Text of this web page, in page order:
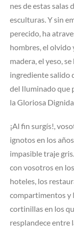
nes de estas salas
esculturas. Y sin
perecido, ha
hombres, el olvido
madera, el yeso,
ingrediente salido
del Iluminado que
la Gloriosa
¡Al fin surgís!,
ignotos en los
impasible traje
con vosotros en
hoteles, los
compartimentos y
cortinillas en los
resplandece entre